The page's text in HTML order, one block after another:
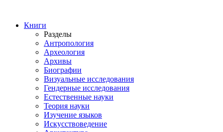
Книги
Разделы
Антропология
Археология
Архивы
Биографии
Визуальные исследования
Гендерные исследования
Естественные науки
Теория науки
Изучение языков
Искусствоведение